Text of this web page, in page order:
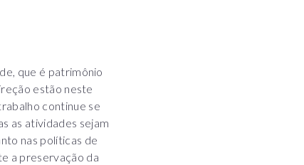
que é patrimônio
estão neste
continue se
as atividades sejam
nas políticas de
a preservação da